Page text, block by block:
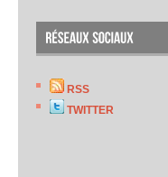
RSS
TWITTER